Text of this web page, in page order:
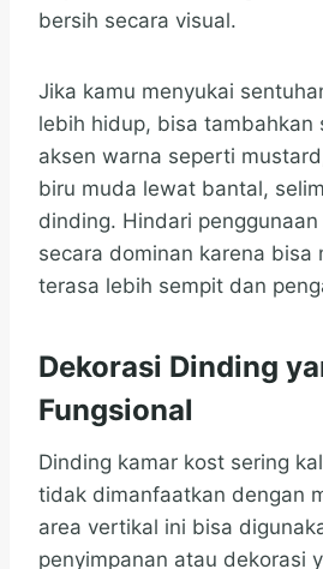
bersih secara visual.
Jika kamu menyukai
lebih hidup, bisa tambahkan
aksen warna seperti
biru muda lewat bantal,
dinding. Hindari
secara dominan karena bisa
terasa lebih sempit dan
Dekorasi Dinding
Fungsional
Dinding kamar kost sering
tidak dimanfaatkan dengan
area vertikal ini bisa
penyimpanan atau dekorasi